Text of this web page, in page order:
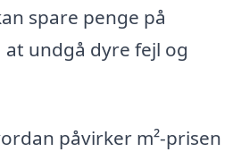
spare penge på
undgå dyre fejl og
påvirker m²-prisen